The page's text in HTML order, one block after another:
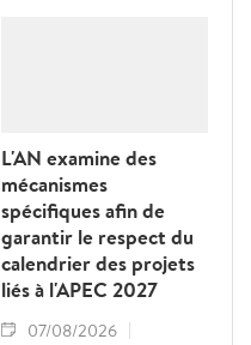
L'AN examine des
mécanismes
spécifiques afin de
garantir le respect du
calendrier des projets
liés à l'APEC 2027
07/08/2026